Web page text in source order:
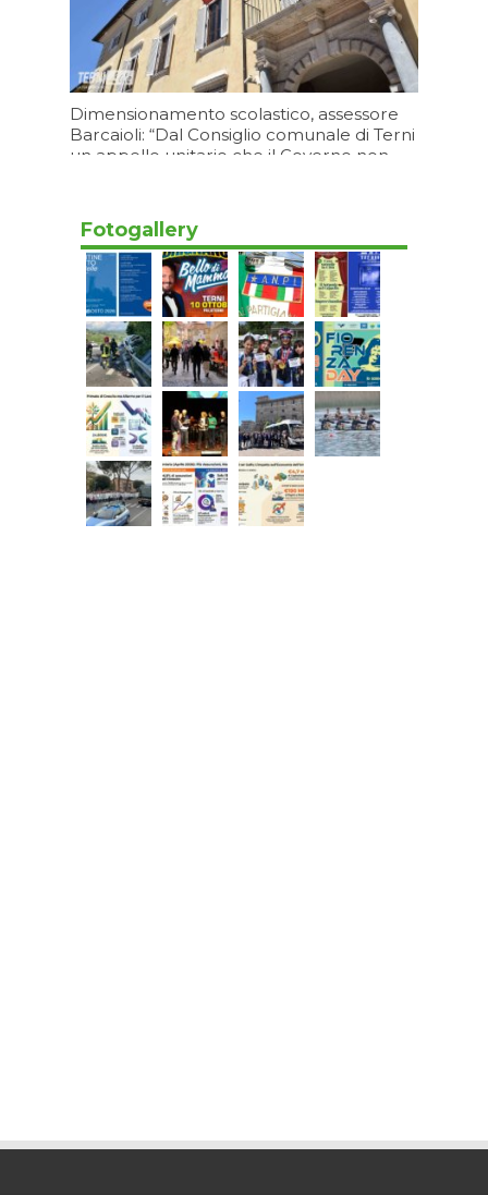
Dimensionamento scolastico, assessore
Barcaioli: “Dal Consiglio comunale di Terni
un appello unitario che il Governo non
Fotogallery